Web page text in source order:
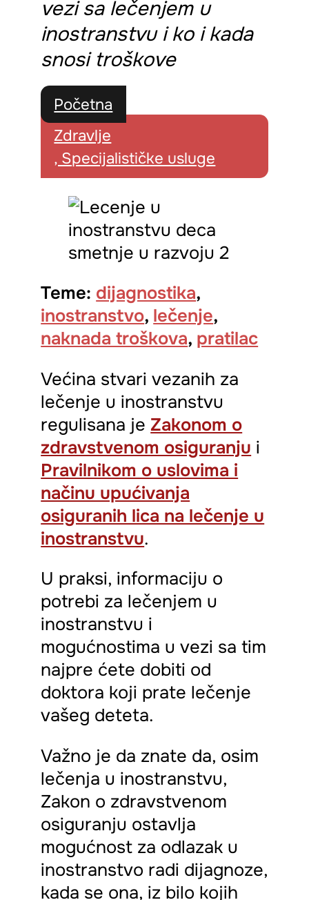
vezi sa lečenjem u
inostranstvu i ko i kada
snosi troškove
Početna
Zdravlje
, Specijalističke usluge
Teme: dijagnostika,
inostranstvo, lečenje,
naknada troškova, pratilac
Većina stvari vezanih za
lečenje u inostranstvu
regulisana je Zakonom o
zdravstvenom osiguranju i
Pravilnikom o uslovima i
načinu upućivanja
osiguranih lica na lečenje u
inostranstvu.
U praksi, informaciju o
potrebi za lečenjem u
inostranstvu i
mogućnostima u vezi sa tim
najpre ćete dobiti od
doktora koji prate lečenje
vašeg deteta.
Važno je da znate da, osim
lečenja u inostranstvu,
Zakon o zdravstvenom
osiguranju ostavlja
mogućnost za odlazak u
inostranstvo radi dijagnoze,
kada se ona, iz bilo kojih